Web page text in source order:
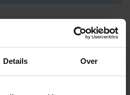
Details Over
19,99
14,99
rol - 50mm breed